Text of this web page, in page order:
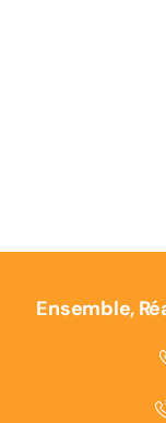
Ensemble,